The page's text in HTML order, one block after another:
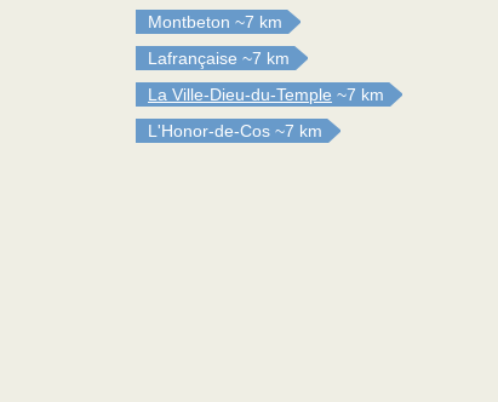
Montbeton ~7 km
Lafrançaise ~7 km
La Ville-Dieu-du-Temple ~7 km
L'Honor-de-Cos ~7 km